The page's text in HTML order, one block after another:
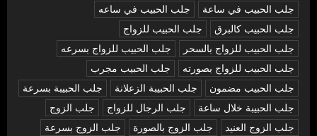
جلب الحبيب في ساعة
جلب الحبيب في ساعه
جلب الحبيب كالبرق
جلب الحبيب للزواج
جلب الحبيب للزواج بالسحر
جلب الحبيب للزواج بسرعه
جلب الحبيب للزواج بصورته
جلب الحبيب مجرب
جلب الحبيب مضمون
جلب الحبيبة الزعلانة
جلب الحبيبة بسرعة
جلب الحبيبة خلال ساعة
جلب الرجال للزواج
جلب الزوج
جلب الزوج العنيد
جلب الزوج بالصورة
جلب الزوج بسرعة